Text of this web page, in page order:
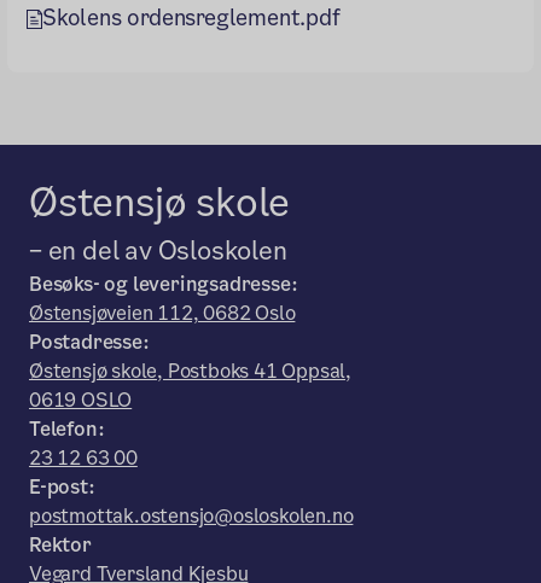
Skolens ordensreglement.pdf
Østensjø skole
– en del av Osloskolen
Besøks- og leveringsadresse:
Østensjøveien 112, 0682 Oslo
Postadresse:
Østensjø skole, Postboks 41 Oppsal,
0619 OSLO
Telefon:
23 12 63 00
E-post:
postmottak.ostensjo@osloskolen.no
Rektor
Vegard Tversland Kjesbu